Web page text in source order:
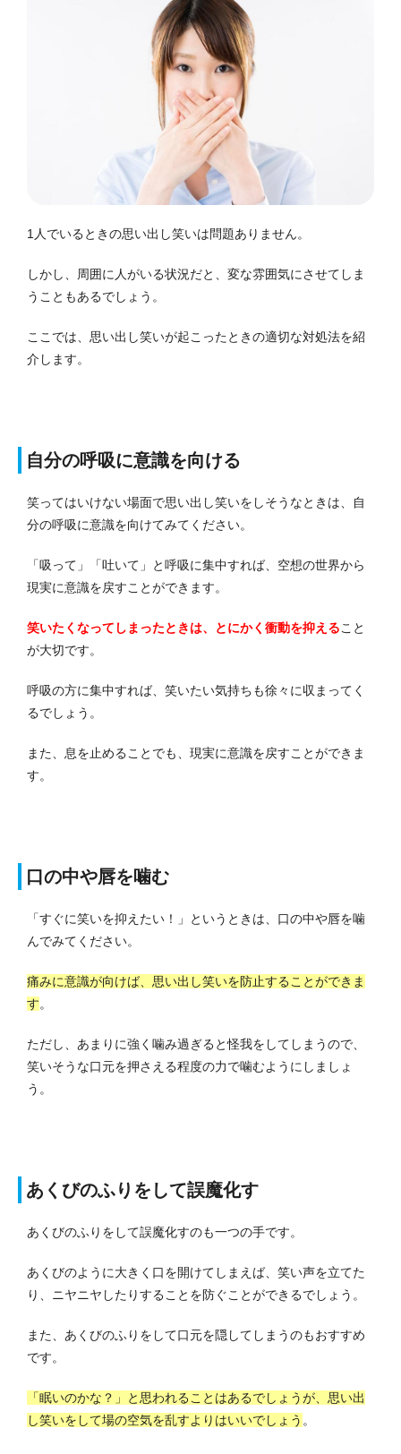
1人でいるときの思い出し笑いは問題ありません。
しかし、周囲に人がいる状況だと、変な雰囲気にさせてしま
うこともあるでしょう。
ここでは、思い出し笑いが起こったときの適切な対処法を紹
介します。
自分の呼吸に意識を向ける
笑ってはいけない場面で思い出し笑いをしそうなときは、自
分の呼吸に意識を向けてみてください。
「吸って」「吐いて」と呼吸に集中すれば、空想の世界から
現実に意識を戻すことができます。
笑いたくなってしまったときは、とにかく衝動を抑えること
が大切です。
呼吸の方に集中すれば、笑いたい気持ちも徐々に収まってく
るでしょう。
また、息を止めることでも、現実に意識を戻すことができま
す。
口の中や唇を噛む
「すぐに笑いを抑えたい！」というときは、口の中や唇を噛
んでみてください。
痛みに意識が向けば、思い出し笑いを防止することができま
す。
ただし、あまりに強く噛み過ぎると怪我をしてしまうので、
笑いそうな口元を押さえる程度の力で噛むようにしましょ
う。
あくびのふりをして誤魔化す
あくびのふりをして誤魔化すのも一つの手です。
あくびのように大きく口を開けてしまえば、笑い声を立てた
り、ニヤニヤしたりすることを防ぐことができるでしょう。
また、あくびのふりをして口元を隠してしまうのもおすすめ
です。
「眠いのかな？」と思われることはあるでしょうが、思い出
し笑いをして場の空気を乱すよりはいいでしょう 。